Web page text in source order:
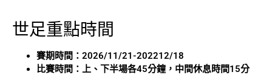
世足重點時間
賽期時間：2026/11/21-202212/18
比賽時間：上、下半場各45分鐘，中間休息時間15分